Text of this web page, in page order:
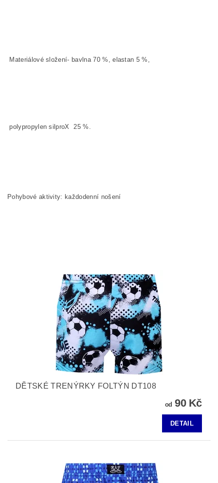
Materiálové složení- bavlna 70 %, elastan 5 %,
polypropylen silproX 25 %.
Pohybové aktivity: každodenní nošení
DĚTSKÉ TRENÝRKY FOLTÝN DT108
od 90 Kč
DETAIL